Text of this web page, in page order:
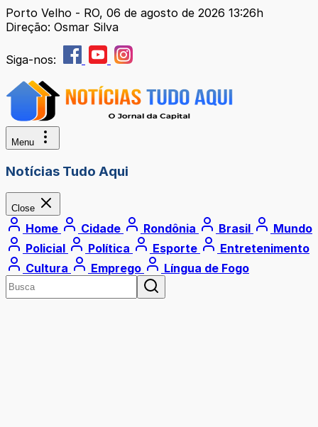
Porto Velho - RO, 06 de agosto de 2026 13:26h
Direção: Osmar Silva
Siga-nos:
Menu
Notícias Tudo Aqui
Close
Home Cidade Rondônia Brasil
Mundo
Policial
Política Esporte
Entretenimento
Cultura
Emprego Língua de Fogo